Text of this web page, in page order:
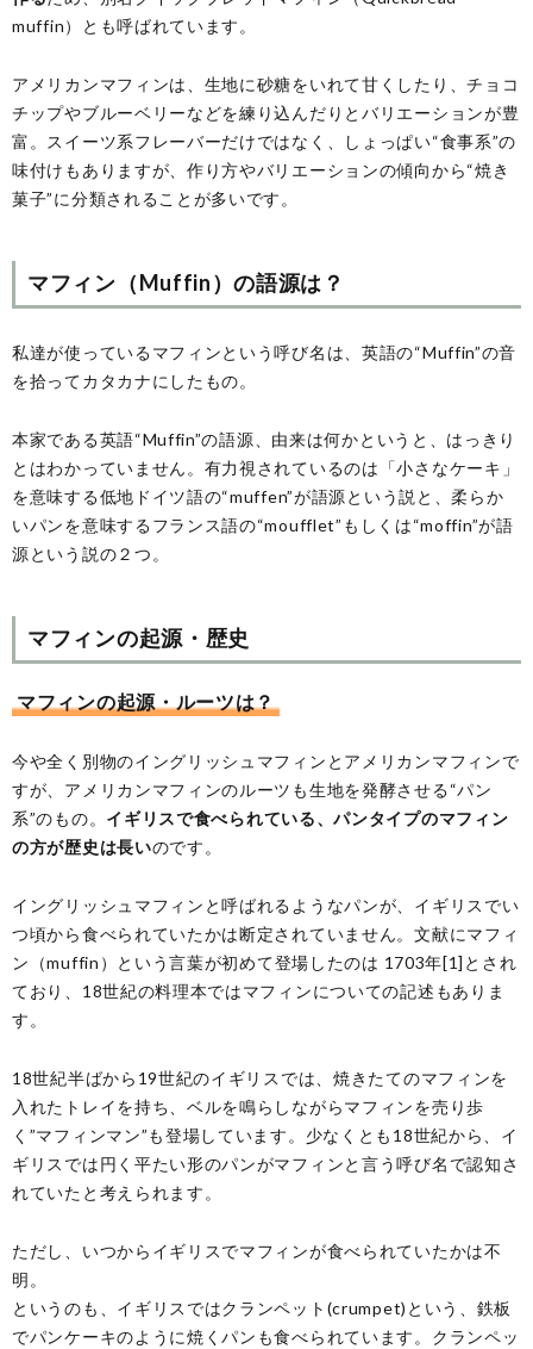
muffin）とも呼ばれています。
アメリカンマフィンは、生地に砂糖をいれて甘くしたり、チョコ
チップやブルーベリーなどを練り込んだりとバリエーションが豊
富。スイーツ系フレーバーだけではなく、しょっぱい“食事系”の
味付けもありますが、作り方やバリエーションの傾向から“焼き
菓子”に分類されることが多いです。
マフィン（Muffin）の語源は？
私達が使っているマフィンという呼び名は、英語の“Muffin”の音
を拾ってカタカナにしたもの。
本家である英語“Muffin”の語源、由来は何かというと、はっきり
とはわかっていません。有力視されているのは「小さなケーキ」
を意味する低地ドイツ語の“muffen”が語源という説と、柔らか
いパンを意味するフランス語の“moufflet”もしくは“moffin”が語
源という説の２つ。
マフィンの起源・歴史
マフィンの起源・ルーツは？
今や全く別物のイングリッシュマフィンとアメリカンマフィンで
すが、アメリカンマフィンのルーツも生地を発酵させる“パン
系”のもの。 イギリスで食べられている、パンタイプのマフィン
の方が歴史は長いのです。
イングリッシュマフィンと呼ばれるようなパンが、イギリスでい
つ頃から食べられていたかは断定されていません。文献にマフィ
ン（muffin）という言葉が初めて登場したのは 1703年[1]とされ
ており、18世紀の料理本ではマフィンについての記述もありま
す。
18世紀半ばから19世紀のイギリスでは、焼きたてのマフィンを
入れたトレイを持ち、ベルを鳴らしながらマフィンを売り歩
く”マフィンマン”も登場しています。少なくとも18世紀から、イ
ギリスでは円く平たい形のパンがマフィンと言う呼び名で認知さ
れていたと考えられます。
ただし、いつからイギリスでマフィンが食べられていたかは不
明。
というのも、イギリスではクランペット(crumpet)という、鉄板
でパンケーキのように焼くパンも食べられています。クランペッ